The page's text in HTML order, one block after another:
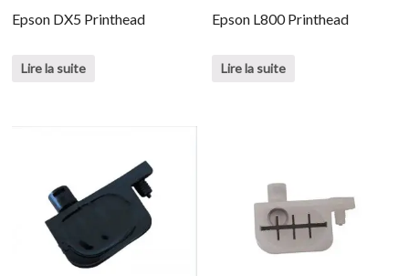
Epson DX5 Printhead
Lire la suite
Epson L800 Printhead
Lire la suite